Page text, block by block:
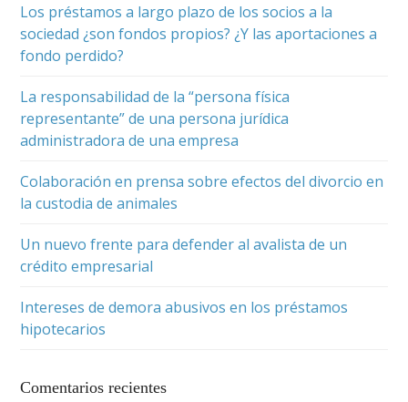
Los préstamos a largo plazo de los socios a la
sociedad ¿son fondos propios? ¿Y las aportaciones a
fondo perdido?
La responsabilidad de la “persona física
representante” de una persona jurídica
administradora de una empresa
Colaboración en prensa sobre efectos del divorcio en
la custodia de animales
Un nuevo frente para defender al avalista de un
crédito empresarial
Intereses de demora abusivos en los préstamos
hipotecarios
Comentarios recientes